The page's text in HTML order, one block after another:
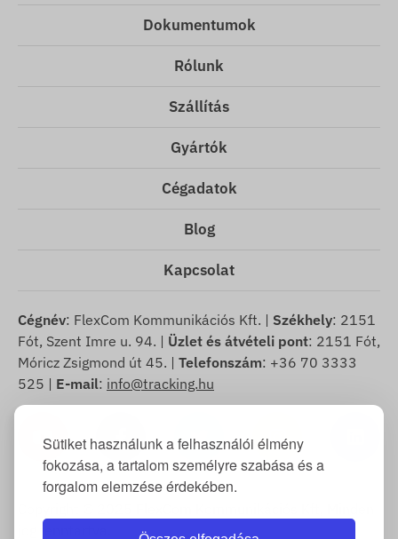
Sütiket használunk a felhasználói élmény
fokozása, a tartalom személyre szabása és a
forgalom elemzése érdekében.
Dokumentumok
Rólunk
Szállítás
Gyártók
Cégadatok
Blog
Kapcsolat
Cégnév: FlexCom Kommunikációs Kft. | Székhely: 2151
Fót, Szent Imre u. 94. | Üzlet és átvételi pont: 2151 Fót,
Móricz Zsigmond út 45. | Telefonszám: +36 70 3333
525 | E-mail: info@tracking.hu